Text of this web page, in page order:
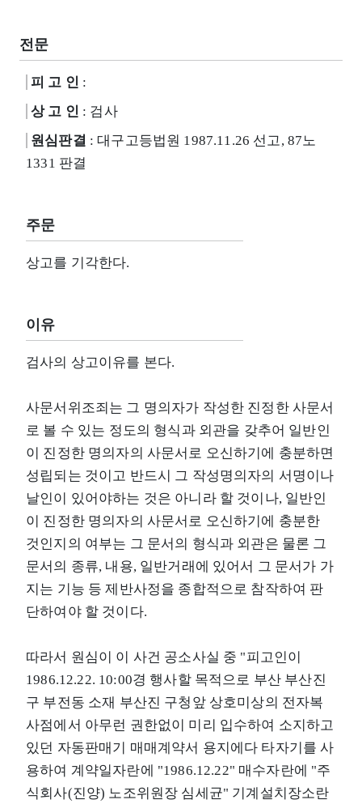
전문
피 고 인 :
상 고 인 : 검사
원심판결 : 대구고등법원 1987.11.26 선고, 87노
1331 판결
주문
상고를 기각한다.
이유
검사의 상고이유를 본다.
사문서위조죄는 그 명의자가 작성한 진정한 사문서
로 볼 수 있는 정도의 형식과 외관을 갖추어 일반인
이 진정한 명의자의 사문서로 오신하기에 충분하면
성립되는 것이고 반드시 그 작성명의자의 서명이나
날인이 있어야하는 것은 아니라 할 것이나, 일반인
이 진정한 명의자의 사문서로 오신하기에 충분한
것인지의 여부는 그 문서의 형식과 외관은 물론 그
문서의 종류, 내용, 일반거래에 있어서 그 문서가 가
지는 기능 등 제반사정을 종합적으로 참작하여 판
단하여야 할 것이다.
따라서 원심이 이 사건 공소사실 중 "피고인이
1986.12.22. 10:00경 행사할 목적으로 부산 부산진
구 부전동 소재 부산진 구청앞 상호미상의 전자복
사점에서 아무런 권한없이 미리 입수하여 소지하고
있던 자동판매기 매매계약서 용지에다 타자기를 사
용하여 계약일자란에 "1986.12.22" 매수자란에 "주
식회사(진양) 노조위원장 심세균" 기계설치장소란